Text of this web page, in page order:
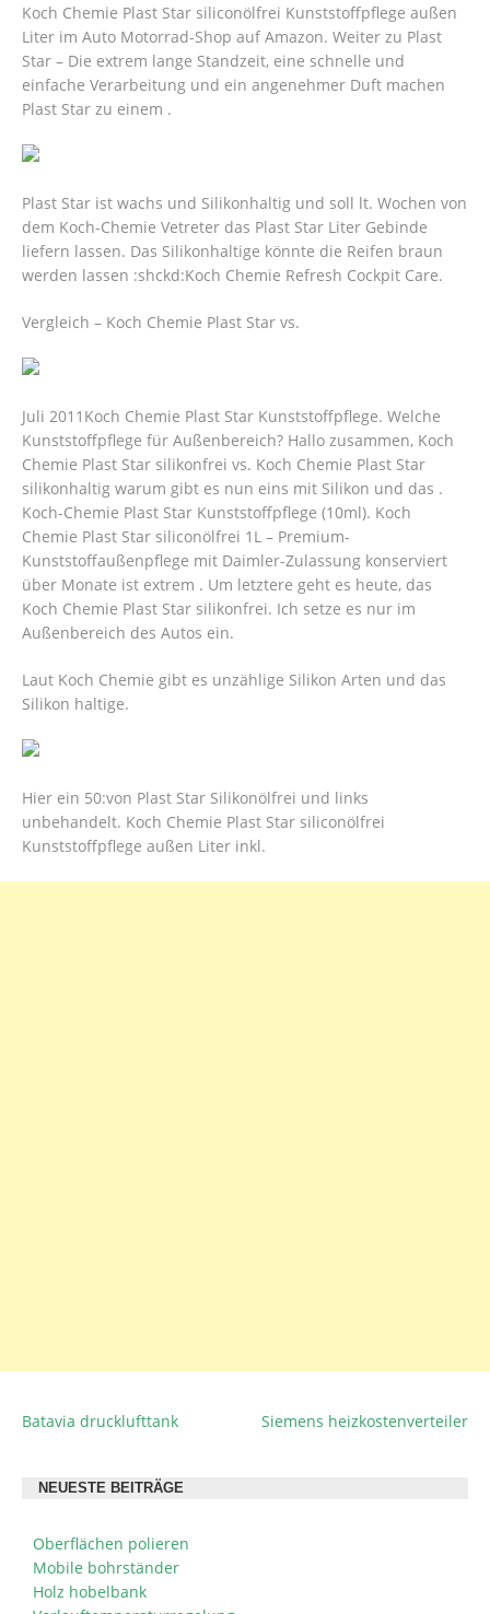
Koch Chemie Plast Star siliconölfrei Kunststoffpflege außen
Liter im Auto Motorrad-Shop auf Amazon. Weiter zu Plast
Star – Die extrem lange Standzeit, eine schnelle und
einfache Verarbeitung und ein angenehmer Duft machen
Plast Star zu einem .
Plast Star ist wachs und Silikonhaltig und soll lt. Wochen von
dem Koch-Chemie Vetreter das Plast Star Liter Gebinde
liefern lassen. Das Silikonhaltige könnte die Reifen braun
werden lassen :shckd:Koch Chemie Refresh Cockpit Care.
Vergleich – Koch Chemie Plast Star vs.
Juli 2011Koch Chemie Plast Star Kunststoffpflege. Welche
Kunststoffpflege für Außenbereich? Hallo zusammen, Koch
Chemie Plast Star silikonfrei vs. Koch Chemie Plast Star
silikonhaltig warum gibt es nun eins mit Silikon und das .
Koch-Chemie Plast Star Kunststoffpflege (10ml). Koch
Chemie Plast Star siliconölfrei 1L – Premium-
Kunststoffaußenpflege mit Daimler-Zulassung konserviert
über Monate ist extrem . Um letztere geht es heute, das
Koch Chemie Plast Star silikonfrei. Ich setze es nur im
Außenbereich des Autos ein.
Laut Koch Chemie gibt es unzählige Silikon Arten und das
Silikon haltige.
Hier ein 50:von Plast Star Silikonölfrei und links
unbehandelt. Koch Chemie Plast Star siliconölfrei
Kunststoffpflege außen Liter inkl.
BEITRAGSNAVIGATION
Batavia drucklufttank Siemens heizkostenverteiler
NEUESTE BEITRÄGE
Oberflächen polieren
Mobile bohrständer
Holz hobelbank